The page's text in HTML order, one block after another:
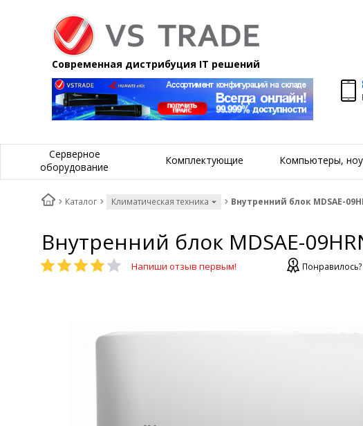
Современная дистрибуция IT решений
Серверное
оборудование
Комплектующие Компьютеры,
Каталог Климатическая техника Внутренний блок MDSAE-
Внутренний блок MDSAE-
Напиши отзыв первым!